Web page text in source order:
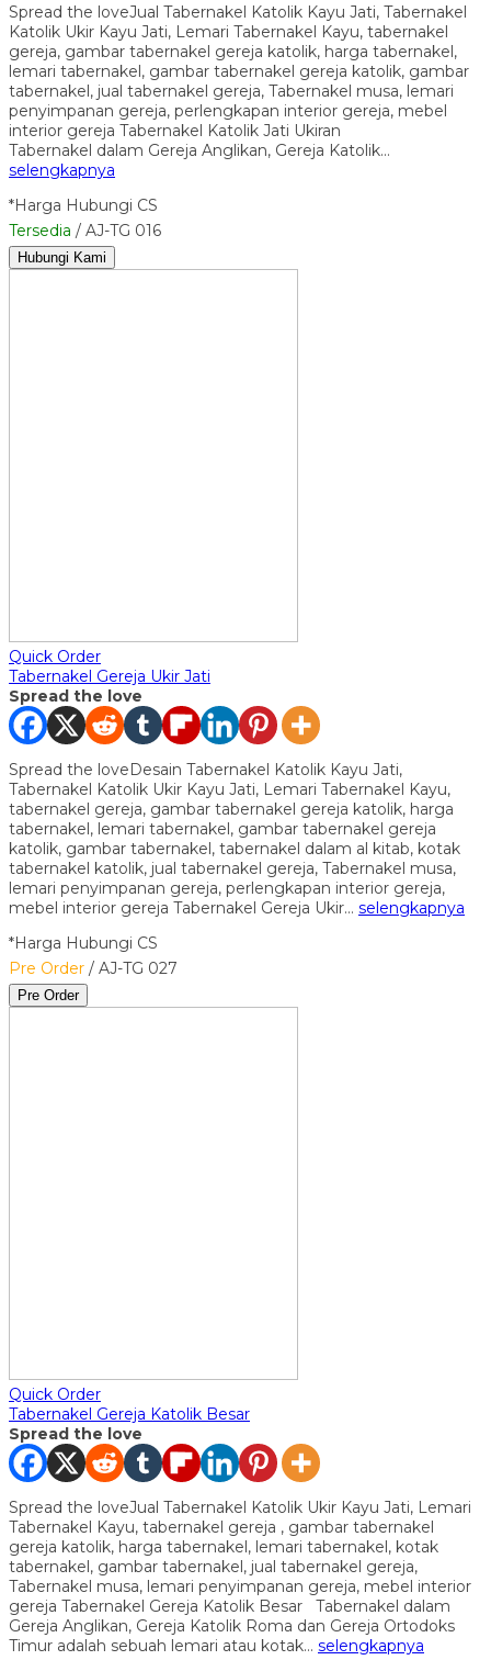
Spread the loveJual Tabernakel Katolik Kayu Jati, Tabernakel
Katolik Ukir Kayu Jati, Lemari Tabernakel Kayu, tabernakel
gereja, gambar tabernakel gereja katolik, harga tabernakel,
lemari tabernakel, gambar tabernakel gereja katolik, gambar
tabernakel, jual tabernakel gereja, Tabernakel musa, lemari
penyimpanan gereja, perlengkapan interior gereja, mebel
interior gereja Tabernakel Katolik Jati Ukiran
Tabernakel dalam Gereja Anglikan, Gereja Katolik…
selengkapnya
*Harga Hubungi CS
Tersedia / AJ-TG 016
Hubungi Kami
Quick Order
Tabernakel Gereja Ukir Jati
Spread the love
Spread the loveDesain Tabernakel Katolik Kayu Jati,
Tabernakel Katolik Ukir Kayu Jati, Lemari Tabernakel Kayu,
tabernakel gereja, gambar tabernakel gereja katolik, harga
tabernakel, lemari tabernakel, gambar tabernakel gereja
katolik, gambar tabernakel, tabernakel dalam al kitab, kotak
tabernakel katolik, jual tabernakel gereja, Tabernakel musa,
lemari penyimpanan gereja, perlengkapan interior gereja,
mebel interior gereja Tabernakel Gereja Ukir… selengkapnya
*Harga Hubungi CS
Pre Order / AJ-TG 027
Pre Order
Quick Order
Tabernakel Gereja Katolik Besar
Spread the love
Spread the loveJual Tabernakel Katolik Ukir Kayu Jati, Lemari
Tabernakel Kayu, tabernakel gereja , gambar tabernakel
gereja katolik, harga tabernakel, lemari tabernakel, kotak
tabernakel, gambar tabernakel, jual tabernakel gereja,
Tabernakel musa, lemari penyimpanan gereja, mebel interior
gereja Tabernakel Gereja Katolik Besar Tabernakel dalam
Gereja Anglikan, Gereja Katolik Roma dan Gereja Ortodoks
Timur adalah sebuah lemari atau kotak… selengkapnya